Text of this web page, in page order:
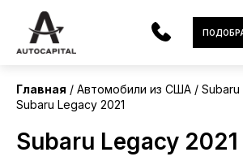
АВТОМОБИЛИ
ЭЛЕКТРОМОБИЛИ
Главная Автомобили из США Subaru
Subaru Legacy 2021
Subaru Legacy 2021